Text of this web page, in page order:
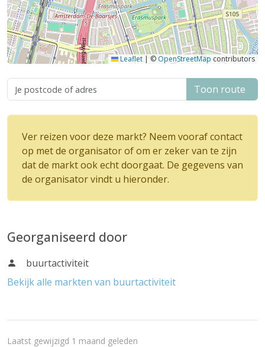
Leaflet | ©OpenStreetMapcontributors
Toon route
Ver reizen voor deze markt? Neem vooraf contact
op met de organisator of om er zeker van te zijn
dat de markt ook echt doorgaat. De gegevens van
de organisator vindt u hieronder.
Georganiseerd door
buurtactiviteit
Bekijk alle markten van buurtactiviteit
Laatst gewijzigd 1 maand geleden